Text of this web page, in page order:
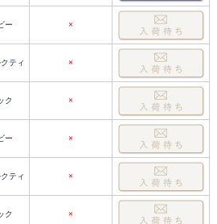
ー ×
ティ ×
ク ×
ー ×
ティ ×
ク ×